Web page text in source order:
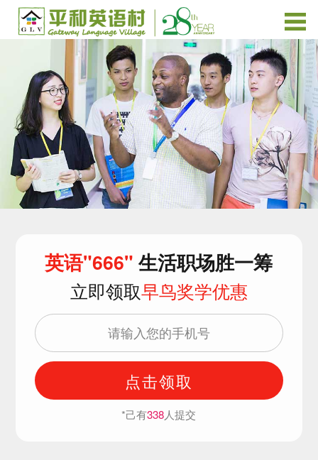
英语"666"生活职场胜一筹
立即领取早鸟奖学优惠
点击领取
*己有338人提交